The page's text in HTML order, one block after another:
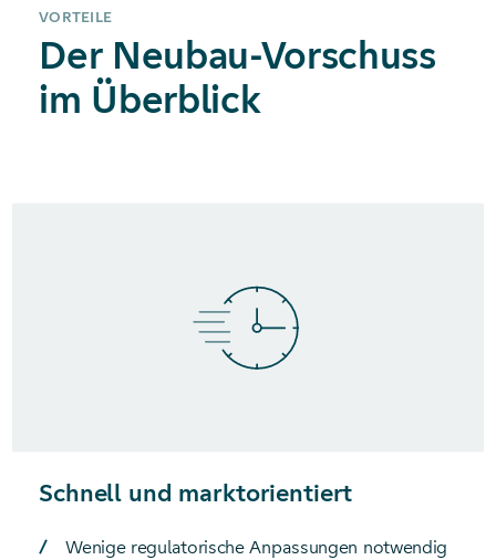
VORTEILE
Der Neubau-Vorschuss
im Überblick
Schnell und marktorientiert
Wenige regulatorische Anpassungen notwendig